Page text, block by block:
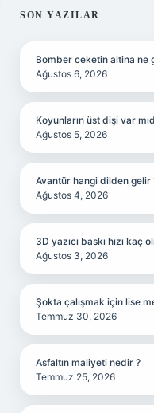
SIDEBAR
SON YAZILAR
Bomber ceketin altina ne
Ağustos 6, 2026
Koyunların üst dişi var
Ağustos 5, 2026
Avantür hangi dilden gelir
Ağustos 4, 2026
3D yazıcı baskı hızı kaç
Ağustos 3, 2026
Şokta çalışmak için lise
Temmuz 30, 2026
Asfaltın maliyeti nedir ?
Temmuz 25, 2026